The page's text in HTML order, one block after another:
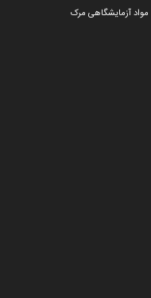
مواد آزمایشگاهی مرک